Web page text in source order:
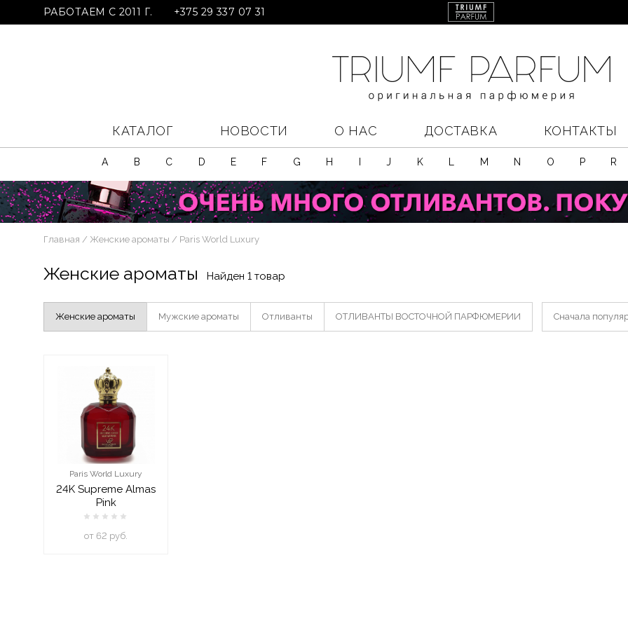
РАБОТАЕМ С 2011 Г. +375 29 337 07 31
КАТАЛОГ НОВОСТИ О НАС ДОСТАВКА КОНТАКТЫ
A B C D E F G H J K M N O P R
Главная Женские ароматы Paris World Luxury
Женские ароматы Найден 1 товар
Женские ароматы Мужские ароматы Отливанты ОТЛИВАНТЫ ВОСТОЧНОЙ ПАРФЮМЕРИИ Сначала
Paris World Luxury
24K Supreme Almas
Pink
oт 62 руб.